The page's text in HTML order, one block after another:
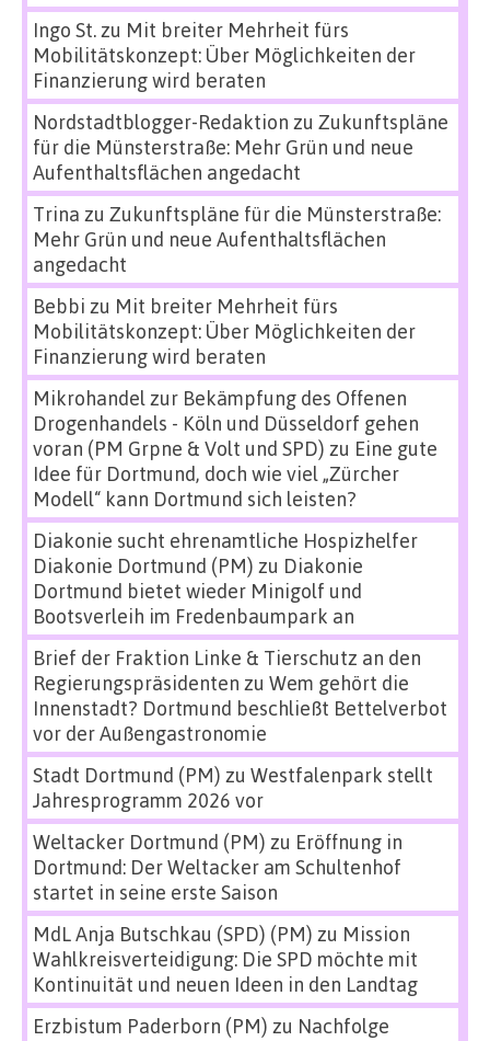
Ingo St.zu Mit breiter Mehrheit fürs
Mobilitätskonzept: Über Möglichkeiten der
Finanzierung wird beraten
Nordstadtblogger-Redaktion zu Zukunftspläne
für die Münsterstraße: Mehr Grün und neue
Aufenthaltsflächen angedacht
Trina zu Zukunftspläne für die Münsterstraße:
Mehr Grün und neue Aufenthaltsflächen
angedacht
Bebbi zu Mit breiter Mehrheit fürs
Mobilitätskonzept: Über Möglichkeiten der
Finanzierung wird beraten
Mikrohandel zur Bekämpfung des Offenen
Drogenhandels - Köln und Düsseldorf gehen
voran (PM Grpne & Volt und SPD) zu Eine gute
Idee für Dortmund, doch wie viel „Zürcher
Modell“ kann Dortmund sich leisten?
Diakonie sucht ehrenamtliche Hospizhelfer
Diakonie Dortmund (PM) zu Diakonie
Dortmund bietet wieder Minigolf und
Bootsverleih im Fredenbaumpark an
Brief der Fraktion Linke & Tierschutz an den
Regierungspräsidenten zu Wem gehört die
Innenstadt? Dortmund beschließt Bettelverbot
vor der Außengastronomie
Stadt Dortmund (PM) zu Westfalenpark stellt
Jahresprogramm 2026 vor
Weltacker Dortmund (PM) zu Eröffnung in
Dortmund: Der Weltacker am Schultenhof
startet in seine erste Saison
MdL Anja Butschkau (SPD) (PM) zu Mission
Wahlkreisverteidigung: Die SPD möchte mit
Kontinuität und neuen Ideen in den Landtag
Erzbistum Paderborn (PM) zu Nachfolge